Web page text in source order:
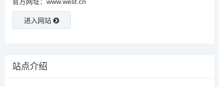
进入网站
站点介绍